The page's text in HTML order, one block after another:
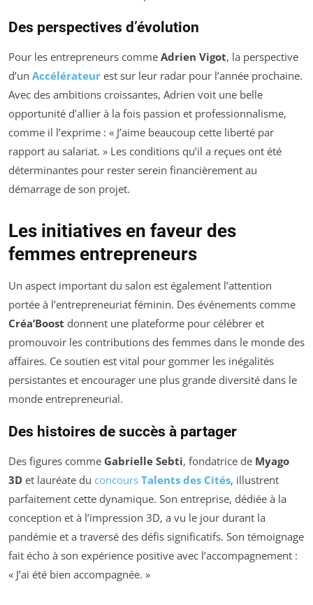
Des perspectives d’évolution
Pour les entrepreneurs comme Adrien Vigot, la perspective
d’un Accélérateur est sur leur radar pour l’année prochaine.
Avec des ambitions croissantes, Adrien voit une belle
opportunité d’allier à la fois passion et professionnalisme,
comme il l’exprime : « J’aime beaucoup cette liberté par
rapport au salariat. » Les conditions qu’il a reçues ont été
déterminantes pour rester serein financièrement au
démarrage de son projet.
Les initiatives en faveur des
femmes entrepreneurs
Un aspect important du salon est également l’attention
portée à l’entrepreneuriat féminin. Des événements comme
Créa’Boost donnent une plateforme pour célébrer et
promouvoir les contributions des femmes dans le monde des
affaires. Ce soutien est vital pour gommer les inégalités
persistantes et encourager une plus grande diversité dans le
monde entrepreneurial.
Des histoires de succès à partager
Des figures comme Gabrielle Sebti, fondatrice de Myago
3D et lauréate du concours Talents des Cités, illustrent
parfaitement cette dynamique. Son entreprise, dédiée à la
conception et à l’impression 3D, a vu le jour durant la
pandémie et a traversé des défis significatifs. Son témoignage
fait écho à son expérience positive avec l’accompagnement :
« J’ai été bien accompagnée. »